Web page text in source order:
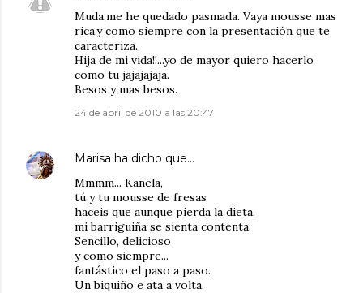
Muda,me he quedado pasmada. Vaya mousse mas
rica,y como siempre con la presentación que te
caracteriza.
Hija de mi vida!!...yo de mayor quiero hacerlo
como tu jajajajaja.
Besos y mas besos.
24 de abril de 2010 a las 20:47
Marisa ha dicho que…
Mmmm... Kanela,
tú y tu mousse de fresas
haceis que aunque pierda la dieta,
mi barriguiña se sienta contenta.
Sencillo, delicioso
y como siempre...
fantástico el paso a paso.
Un biquiño e ata a volta.